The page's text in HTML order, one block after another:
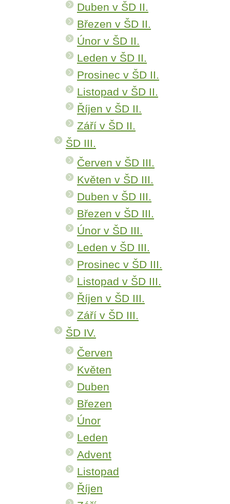
Duben v ŠD II.
Březen v ŠD II.
Únor v ŠD II.
Leden v ŠD II.
Prosinec v ŠD II.
Listopad v ŠD II.
Říjen v ŠD II.
Září v ŠD II.
ŠD III.
Červen v ŠD III.
Květen v ŠD III.
Duben v ŠD III.
Březen v ŠD III.
Únor v ŠD III.
Leden v ŠD III.
Prosinec v ŠD III.
Listopad v ŠD III.
Říjen v ŠD III.
Září v ŠD III.
ŠD IV.
Červen
Květen
Duben
Březen
Únor
Leden
Advent
Listopad
Říjen